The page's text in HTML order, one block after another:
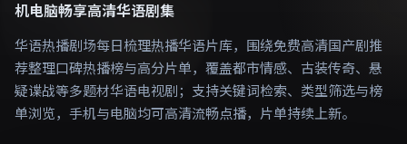
机电脑畅享高清华语剧集
华语热播剧场每日梳理热播华语片库，围绕免费高清国产剧推
荐整理口碑热播榜与高分片单，覆盖都市情感、古装传奇、悬
疑谍战等多题材华语电视剧；支持关键词检索、类型筛选与榜
单浏览，手机与电脑均可高清流畅点播，片单持续上新。